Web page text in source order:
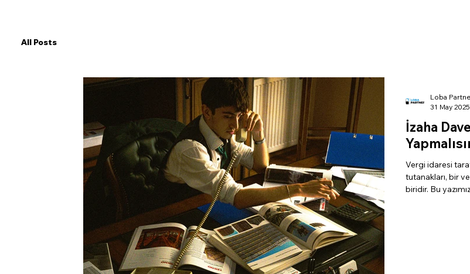
All Posts
İzaha
Vergi idaresi
tutanakları, bir
biridir. Bu
Loba
31 May 2025